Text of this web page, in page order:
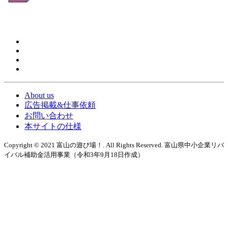
About us
広告掲載&仕事依頼
お問い合わせ
本サイトの仕様
Copyright © 2021 富山の遊び場！. All Rights Reserved. 富山県中小企業リバ
イバル補助金活用事業（令和3年9月18日作成）